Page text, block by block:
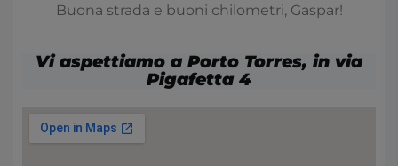
Buona strada e buoni chilometri, Gaspar!
Vi aspettiamo a Porto Torres, in via
Pigafetta 4